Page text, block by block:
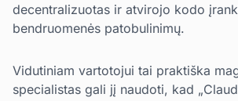
decentralizuotas ir atvirojo kodo
bendruomenės patobulinimų.
Vidutiniam vartotojui tai praktiška
specialistas gali jį naudoti, kad